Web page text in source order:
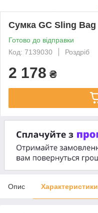
Сумка GC Sling Bag
Готово до відправки
Код: 7139030
Роздріб
2 178 ₴
Опис Характеристики